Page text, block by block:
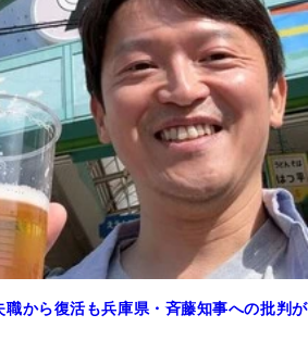
職から復活も兵庫県・斉藤知事への批判が